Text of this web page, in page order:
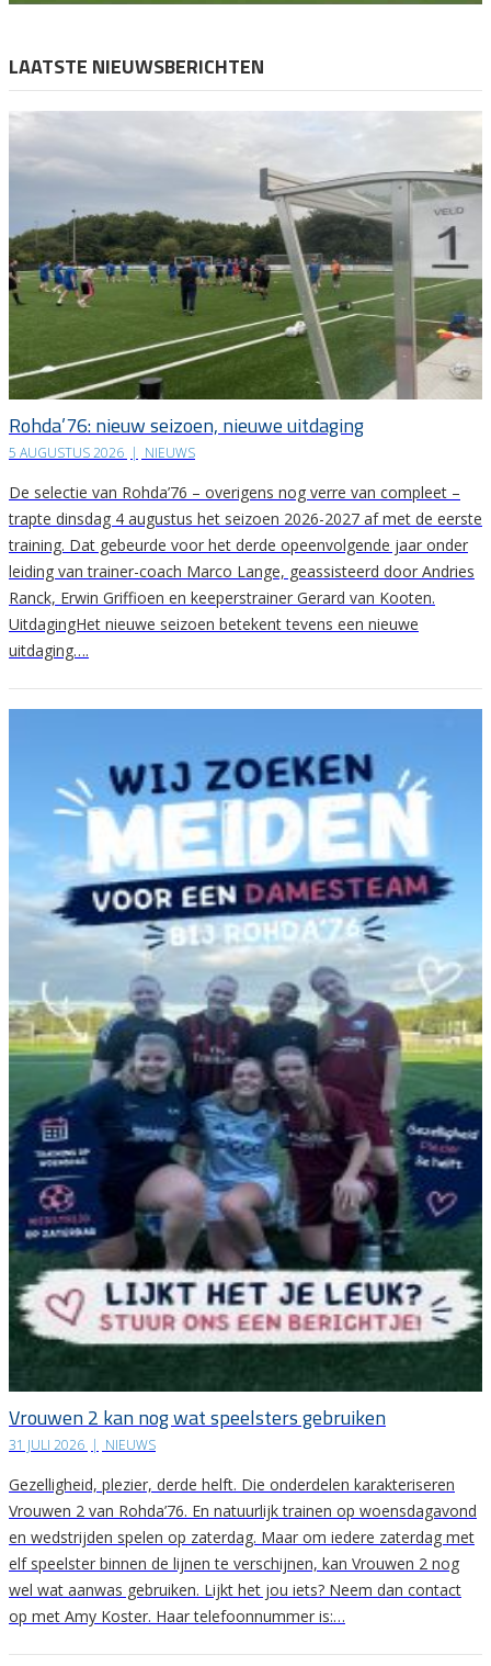
LAATSTE NIEUWSBERICHTEN
Rohda’76: nieuw seizoen, nieuwe uitdaging
5 AUGUSTUS 2026 | NIEUWS
De selectie van Rohda’76 – overigens nog verre van compleet –
trapte dinsdag 4 augustus het seizoen 2026-2027 af met de eerste
training. Dat gebeurde voor het derde opeenvolgende jaar onder
leiding van trainer-coach Marco Lange, geassisteerd door Andries
Ranck, Erwin Griffioen en keeperstrainer Gerard van Kooten.
UitdagingHet nieuwe seizoen betekent tevens een nieuwe
uitdaging….
Vrouwen 2 kan nog wat speelsters gebruiken
31 JULI 2026 | NIEUWS
Gezelligheid, plezier, derde helft. Die onderdelen karakteriseren
Vrouwen 2 van Rohda’76. En natuurlijk trainen op woensdagavond
en wedstrijden spelen op zaterdag. Maar om iedere zaterdag met
elf speelster binnen de lijnen te verschijnen, kan Vrouwen 2 nog
wel wat aanwas gebruiken. Lijkt het jou iets? Neem dan contact
op met Amy Koster. Haar telefoonnummer is:…